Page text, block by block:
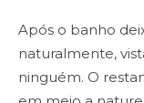
Após o banho
naturalmente,
ninguém. O